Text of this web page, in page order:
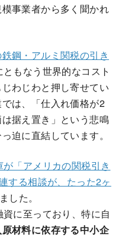
事業者から多く聞かれ
鋼・アルミ関税の引き
もなう世界的なコスト
わじわと押し寄せてい
は、「仕入れ価格が2
据え置き」という悲鳴
迫に直結しています。
「アメリカの関税引き
する相談が、たった2ヶ
した。
に至っており、特に自
材料に依存する中小企